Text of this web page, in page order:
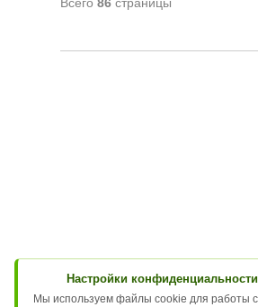
Настройки конфиденциальности
Мы используем файлы cookie для работы